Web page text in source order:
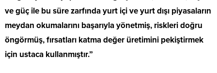
ve güç ile bu süre zarfında yurt içi ve yurt dışı piyasaların
meydan okumalarını başarıyla yönetmiş, riskleri doğru
öngörmüş, fırsatları katma değer üretimini pekiştirmek
için ustaca kullanmıştır.”